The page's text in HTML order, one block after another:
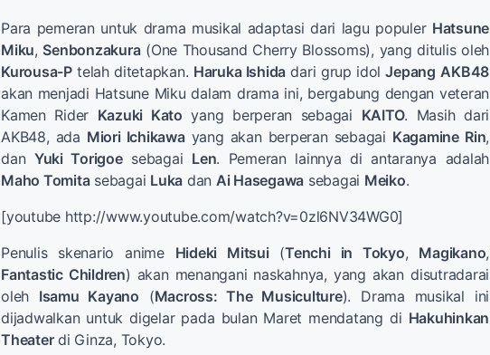
Para pemeran untuk drama musikal adaptasi dari lagu populer Hatsune
Miku, Senbonzakura(One Thousand Cherry Blossoms), yang ditulis oleh
Kurousa-Ptelah ditetapkan. Haruka Ishida dari grup idolJepang AKB48
akan menjadi Hatsune Miku dalam drama ini, bergabung dengan veteran
Kamen Rider Kazuki Kato yang berperan sebagai KAITO. Masih dari
AKB48, ada Miori Ichikawayang akan berperan sebagai Kagamine Rin,
dan Yuki Torigoesebagai Len. Pemeran lainnya di antaranya adalah
Maho Tomitasebagai Luka dan Ai Hasegawa sebagai Meiko.
[youtube http://www.youtube.com/watch?v=0zl6NV34WG0]
Penulis skenario anime Hideki Mitsui (Tenchi in Tokyo, Magikano,
Fantastic Children) akan menangani naskahnya, yang akan disutradarai
oleh Isamu Kayano (Macross: The Musiculture). Drama musikal ini
dijadwalkan untuk digelar pada bulan Maret mendatang di Hakuhinkan
Theaterdi Ginza, Tokyo.